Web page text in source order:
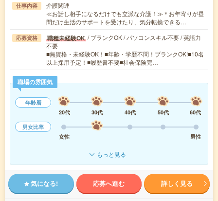
仕事内容
介護関連
≪お話し相手になるだけでも立派な介護！≫＊お年寄りが昼
間だけ生活のサポートを受けたり、気分転換できる…
応募資格 職種未経験OK / ブランクOK / パソコンスキル不要 / 英語力
不要
■無資格・未経験OK！■年齢・学歴不問！ブランクOK!■10名
以上採用予定！■履歴書不要■社会保険完…
職場の雰囲気
年齢層
20代
30代 40代 50代
60代
男女比率
女性
男性
もっと見る
気になる! 応募へ進む 詳しく見る